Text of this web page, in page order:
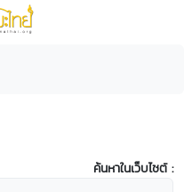
ค้นหาในเว็บไซต์ :